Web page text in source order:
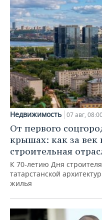
Недвижимость 07 авг,
От первого
крышах: как за век
строительная
К 70-летию Дня
татарстанской
жилья